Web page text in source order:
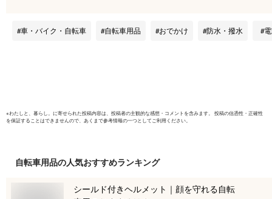
ック Gyutto ギュッ
インカバ
車・バイク・自転車 自転車用品 おでかけ 防水・撥水
※わたしと、暮らし。 に寄せられた投稿内容は、投稿者の主観的な感想・コメントを含みます。 投稿の信憑性・正確性
を保証することはできませんので、あくまで参考情報の一つとしてご利用ください。
自転車用品の人気おすすめランキング
シールド付きヘルメット｜顔を守れる自転